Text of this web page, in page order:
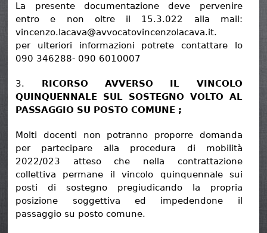
La presente documentazione deve pervenire
entro e non oltre il 15.3.022 alla mail:
vincenzo.lacava@avvocatovincenzolacava.it.
per ulteriori informazioni potrete contattare lo
090 346288- 090 6010007
3. RICORSO AVVERSO IL VINCOLO
QUINQUENNALE SUL SOSTEGNO VOLTO AL
PASSAGGIO SU POSTO COMUNE ;
Molti docenti non potranno proporre domanda
per partecipare alla procedura di mobilità
2022/023 atteso che nella contrattazione
collettiva permane il vincolo quinquennale sui
posti di sostegno pregiudicando la propria
posizione soggettiva ed impedendone il
passaggio su posto comune.